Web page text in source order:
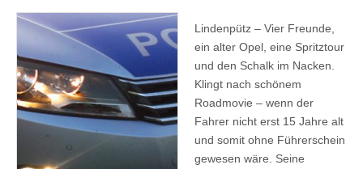
Lindenpütz – Vier Freunde,
ein alter Opel, eine Spritztour
und den Schalk im Nacken.
Klingt nach schönem
Roadmovie – wenn der
Fahrer nicht erst 15 Jahre alt
und somit ohne Führerschein
gewesen wäre. Seine